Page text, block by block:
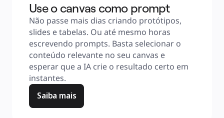
Use o canvas como prompt
Não passe mais dias criando protótipos,
slides e tabelas. Ou até mesmo horas
escrevendo prompts. Basta selecionar o
conteúdo relevante no seu canvas e
esperar que a IA crie o resultado certo em
instantes.
Saiba mais